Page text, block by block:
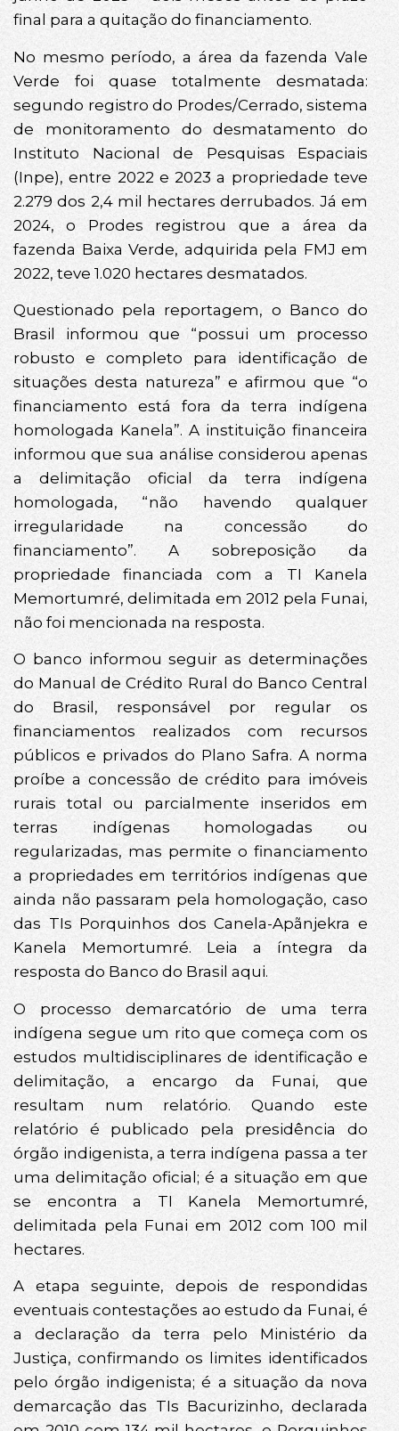
final para a quitação do financiamento.
No mesmo período, a área da fazenda Vale
Verde foi quase totalmente desmatada:
segundo registro do Prodes/Cerrado, sistema
de monitoramento do desmatamento do
Instituto Nacional de Pesquisas Espaciais
(Inpe), entre 2022 e 2023 a propriedade teve
2.279 dos 2,4 mil hectares derrubados. Já em
2024, o Prodes registrou que a área da
fazenda Baixa Verde, adquirida pela FMJ em
2022, teve 1.020 hectares desmatados.
Questionado pela reportagem, o Banco do
Brasil informou que “possui um processo
robusto e completo para identificação de
situações desta natureza” e afirmou que “o
financiamento está fora da terra indígena
homologada Kanela”. A instituição financeira
informou que sua análise considerou apenas
a delimitação oficial da terra indígena
homologada, “não havendo qualquer
irregularidade na concessão do
financiamento”. A sobreposição da
propriedade financiada com a TI Kanela
Memortumré, delimitada em 2012 pela Funai,
não foi mencionada na resposta.
O banco informou seguir as determinações
do Manual de Crédito Rural do Banco Central
do Brasil, responsável por regular os
financiamentos realizados com recursos
públicos e privados do Plano Safra. A norma
proíbe a concessão de crédito para imóveis
rurais total ou parcialmente inseridos em
terras indígenas homologadas ou
regularizadas, mas permite o financiamento
a propriedades em territórios indígenas que
ainda não passaram pela homologação, caso
das TIs Porquinhos dos Canela-Apãnjekra e
Kanela Memortumré. Leia a íntegra da
resposta do Banco do Brasil aqui.
O processo demarcatório de uma terra
indígena segue um rito que começa com os
estudos multidisciplinares de identificação e
delimitação, a encargo da Funai, que
resultam num relatório. Quando este
relatório é publicado pela presidência do
órgão indigenista, a terra indígena passa a ter
uma delimitação oficial; é a situação em que
se encontra a TI Kanela Memortumré,
delimitada pela Funai em 2012 com 100 mil
hectares.
A etapa seguinte, depois de respondidas
eventuais contestações ao estudo da Funai, é
a declaração da terra pelo Ministério da
Justiça, confirmando os limites identificados
pelo órgão indigenista; é a situação da nova
demarcação das TIs Bacurizinho, declarada